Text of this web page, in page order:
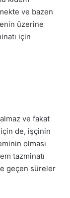
ve bazen
üzerine
için
almaz ve fakat
için de, işçinin
olması
tazminatı
geçen süreler